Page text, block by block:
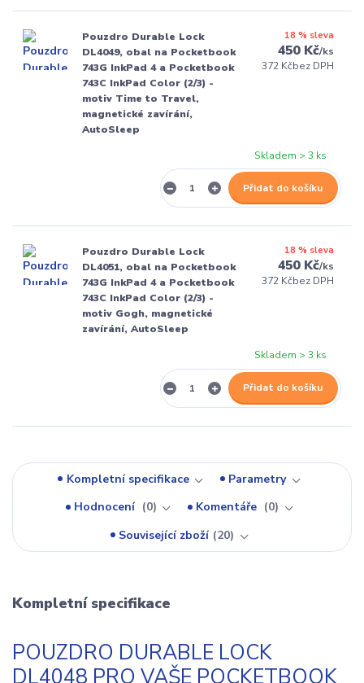
Pouzdro Durable Lock
DL4049, obal na Pocketbook
743G InkPad 4 a Pocketbook
743C InkPad Color (2/3) -
motiv Time to Travel,
magnetické zavírání,
AutoSleep
18 % sleva
450 Kč/ks
372 Kčbez DPH
Skladem > 3 ks
Přidat do košíku
Pouzdro Durable Lock
DL4051, obal na Pocketbook
743G InkPad 4 a Pocketbook
743C InkPad Color (2/3) -
motiv Gogh, magnetické
zavírání, AutoSleep
18 % sleva
450 Kč/ks
372 Kčbez DPH
Skladem > 3 ks
Přidat do košíku
Kompletní specifikace
Parametry
Hodnocení
0 Komentáře
0
Související zboží 20
Kompletní specifikace
POUZDRO DURABLE LOCK
DL4048 PRO VAŠE POCKETBOOK